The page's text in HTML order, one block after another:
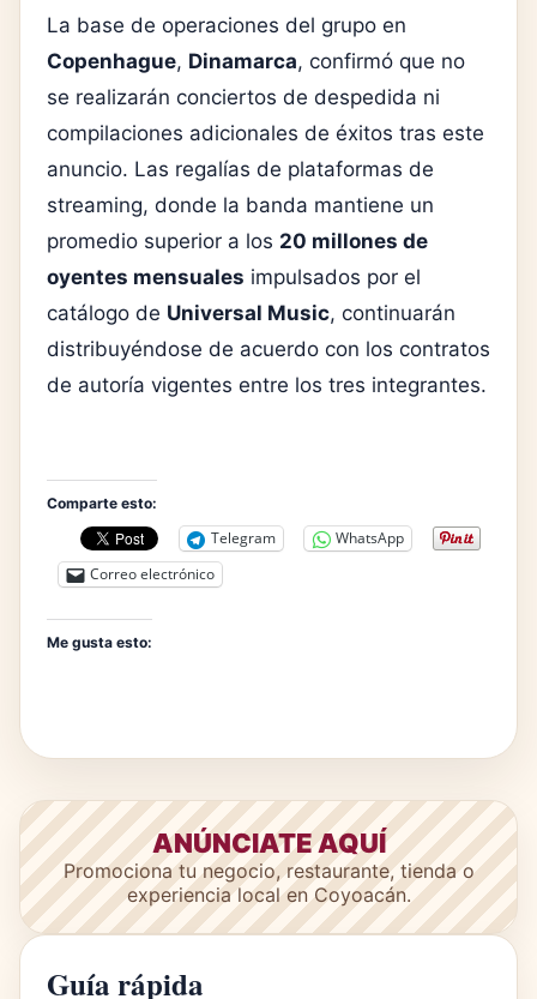
La base de operaciones del grupo en
Copenhague, Dinamarca, confirmó que no
se realizarán conciertos de despedida ni
compilaciones adicionales de éxitos tras este
anuncio. Las regalías de plataformas de
streaming, donde la banda mantiene un
promedio superior a los 20 millones de
oyentes mensuales impulsados por el
catálogo de Universal Music, continuarán
distribuyéndose de acuerdo con los contratos
de autoría vigentes entre los tres integrantes.
Comparte esto:
Telegram
WhatsApp
Correo electrónico
Me gusta esto:
ANÚNCIATE AQUÍ
Promociona tu negocio, restaurante, tienda o
experiencia local en Coyoacán.
Guía rápida